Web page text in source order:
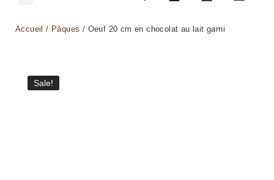
Accueil / Pâques / Oeuf 20 cm en chocolat au lait garni
Sale!